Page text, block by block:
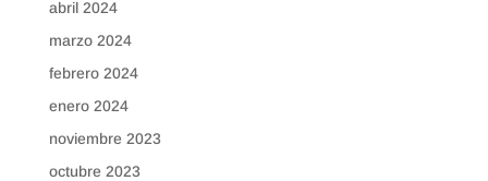
abril 2024
marzo 2024
febrero 2024
enero 2024
noviembre 2023
octubre 2023